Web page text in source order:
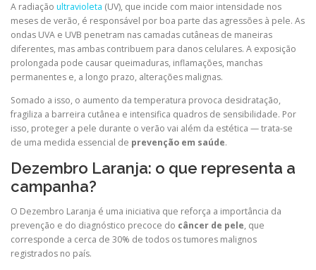
A radiação ultravioleta (UV), que incide com maior intensidade nos
meses de verão, é responsável por boa parte das agressões à pele. As
ondas UVA e UVB penetram nas camadas cutâneas de maneiras
diferentes, mas ambas contribuem para danos celulares. A exposição
prolongada pode causar queimaduras, inflamações, manchas
permanentes e, a longo prazo, alterações malignas.
Somado a isso, o aumento da temperatura provoca desidratação,
fragiliza a barreira cutânea e intensifica quadros de sensibilidade. Por
isso, proteger a pele durante o verão vai além da estética — trata-se
de uma medida essencial de prevenção em saúde.
Dezembro Laranja: o que representa a
campanha?
O Dezembro Laranja é uma iniciativa que reforça a importância da
prevenção e do diagnóstico precoce do câncer de pele, que
corresponde a cerca de 30% de todos os tumores malignos
registrados no país.